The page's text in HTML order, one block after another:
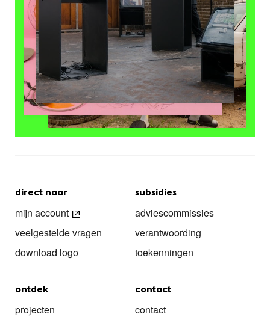
direct naar
mijn account
veelgestelde vragen
download logo
subsidies
adviescommissies
verantwoording
toekenningen
ontdek
projecten
contact
contact